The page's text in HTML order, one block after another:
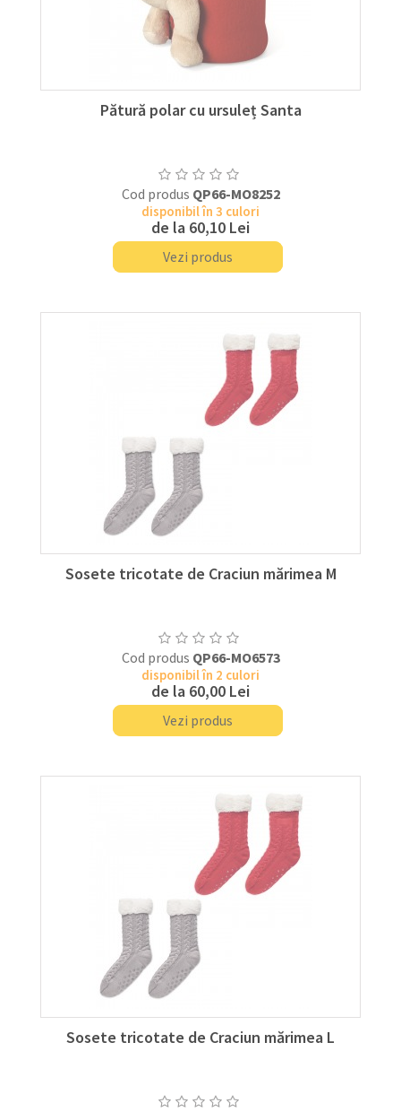
Pătură polar cu ursuleț Santa
Cod produs QP66-MO8252
disponibil în 3 culori
de la 60,10 Lei
Vezi produs
Sosete tricotate de Craciun mărimea M
Cod produs QP66-MO6573
disponibil în 2 culori
de la 60,00 Lei
Vezi produs
Sosete tricotate de Craciun mărimea L